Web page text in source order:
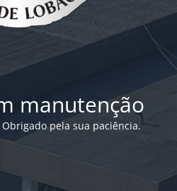
manutenção
pela sua paciência.